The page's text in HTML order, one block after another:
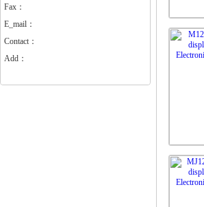
Fax：
E_mail：
Contact：
Add：